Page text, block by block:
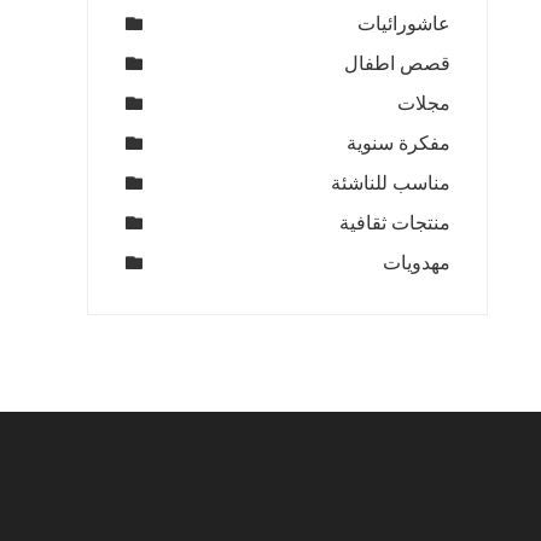
عاشورائيات
قصص اطفال
مجلات
مفكرة سنوية
مناسب للناشئة
منتجات ثقافية
مهدويات